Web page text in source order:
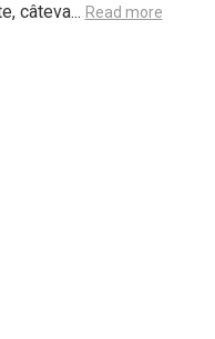
câteva... Read more